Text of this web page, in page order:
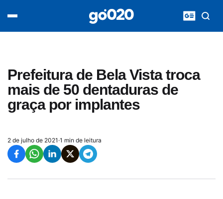
Prefeitura de Bela Vista troca
mais de 50 dentaduras de
graça por implantes
2 de julho de 2021 ·1 min de leitura
acontece agora
entretenimento
vídeos
pod020